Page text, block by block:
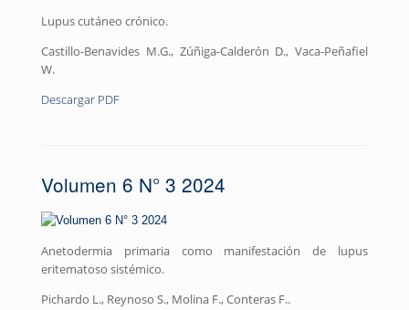
Lupus cutáneo crónico.
Castillo-Benavides M.G., Zúñiga-Calderón D., Vaca-Peñafiel
W.
Descargar PDF
Volumen 6 N° 3 2024
Anetodermia primaria como manifestación de lupus
eritematoso sistémico.
Pichardo L., Reynoso S., Molina F., Conteras F..